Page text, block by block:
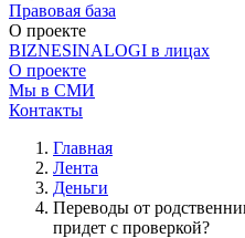
Правовая база
О проекте
BIZNESINALOGI в лицах
О проекте
Мы в СМИ
Контакты
Главная
Лента
Деньги
Переводы от
придет с проверкой?